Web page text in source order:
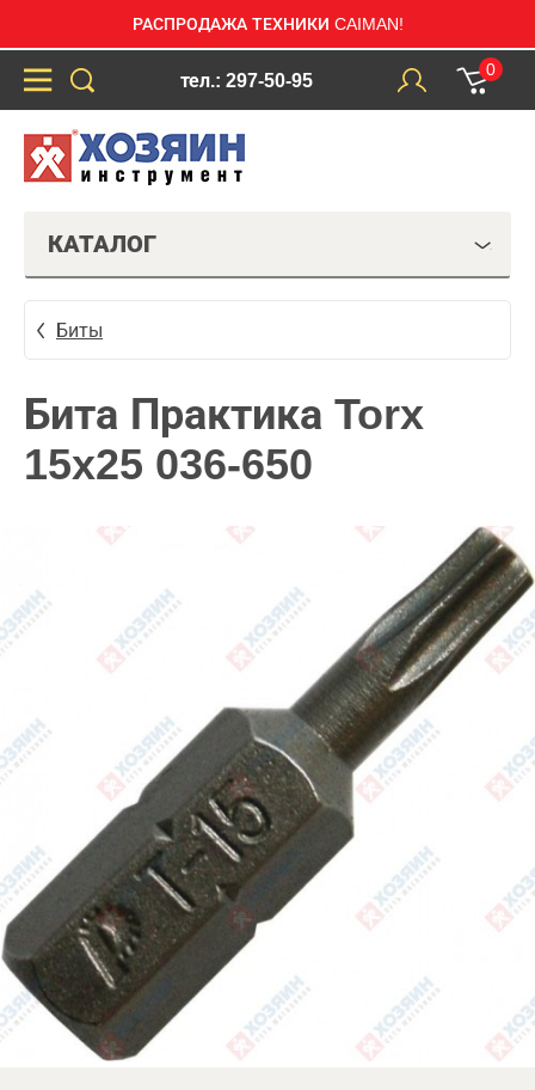
РАСПРОДАЖА ТЕХНИКИ CAIMAN!
тел.: 297-50-95
0
КАТАЛОГ
Биты
Бита Практика Torx
15x25 036-650